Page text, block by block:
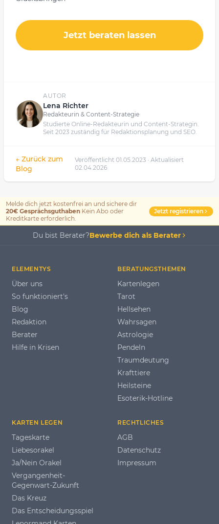
Jetzt beraten lassen
AUTOR
Lena Richter
Redakteurin & Content-Strategie
Studierte Online-Redakteurin und Content-Strategin.
Seit 2023 zuständig für Redaktionsplanung und SEO.
← Zurück zum
Blog
Veröffentlicht 01.05.2023 · Aktualisiert
02.04.2026
Melde dich jetzt kostenfrei an und sichere dir
20€ Gesprächsguthaben Kein Abo oder
Kreditkarte erforderlich.
Jetzt registrieren
Du bist Berater?Bewerbe dich als Berater
ELEMENTYS
Über uns
So funktioniert's
Blog
Redaktion
Berater
Hilfe in Krisen
BERATUNGSTHEMEN
Kartenlegen
Tarot
Hellsehen
Wahrsagen
Astrologie
Pendeln
Traumdeutung
Krafttiere
Heilsteine
Esoterik-Hotline
KARTEN LEGEN
Tageskarte
Liebesorakel
Ja/Nein Orakel
Vergangenheit-
Gegenwart-Zukunft
Das Kreuz
Das Entscheidungsspiel
RECHTLICHES
AGB
Datenschutz
Impressum